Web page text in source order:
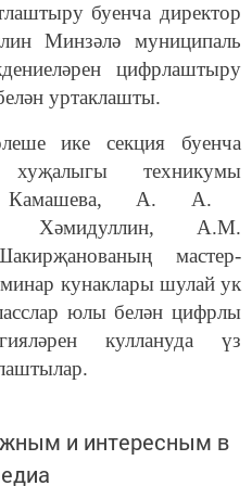
буенча директор
Минзәлә муниципаль
цифрлаштыру
уртаклашты.
ике секция буенча
техникумы
А. А.
Хәмидуллин, А.М.
мастер-
кунаклары шулай ук
юлы белән цифрлы
куллануда үз
и интересным в